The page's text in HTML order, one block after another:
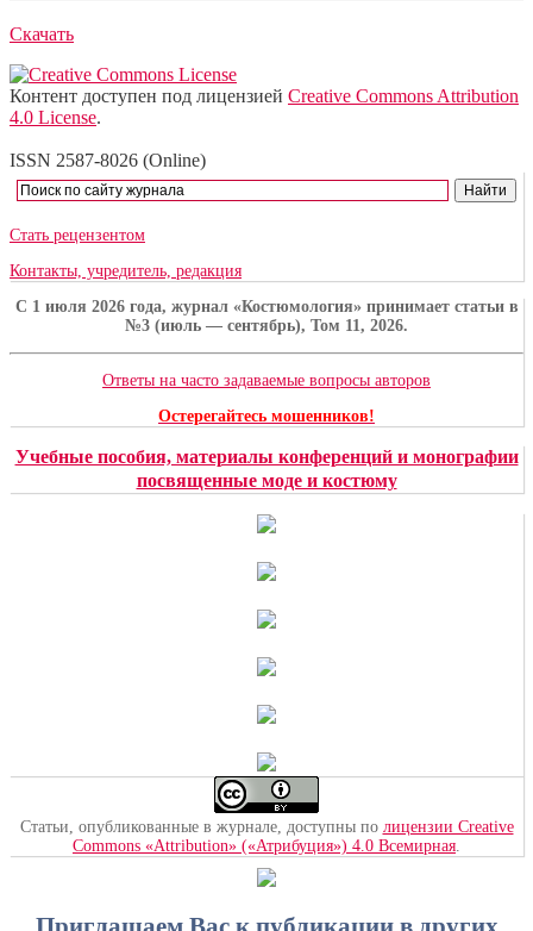
Скачать
Контент доступен под лицензией Creative Commons Attribution
4.0 License.
ISSN 2587-8026 (Online)
Стать рецензентом
Контакты, учредитель, редакция
C 1 июля 2026 года, журнал «Костюмология» принимает статьи в
№3 (июль — сентябрь), Том 11, 2026.
Ответы на часто задаваемые вопросы авторов
Остерегайтесь мошенников!
Учебные пособия, материалы конференций и монографии
посвященные моде и костюму
Статьи, опубликованные в журнале, доступны по лицензии Creative
Commons «Attribution» («Атрибуция») 4.0 Всемирная